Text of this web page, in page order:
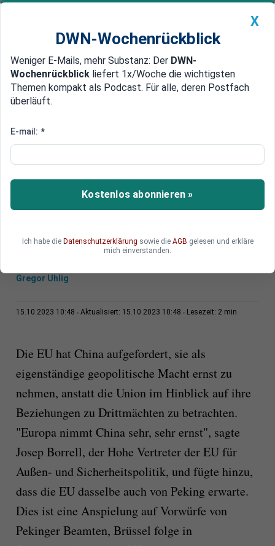
Newsticker MEIN DWN: Geldanlage Premium
Edelmetalle DWN-Magazin China
EU bittet China darum, ernst
Der Brüsseler Chefdiplomat Borrell hat China
aufgefordert, die EU wie eine eigenständige
geopolitische Macht zu behandeln. Hintergrund
Gregor Uhlig
15.10.2023 10:48 Aktualisiert: 15.10.2023 10:48 Lesezeit: 2 min
Die EU hat China aufgefordert, sie als
eigenständige geopolitische Macht ernst zu
nehmen, anstatt die Union im Hinblick auf ihre
Beziehungen zu Drittmächten zu betrachten.
"Europa nimmt China sehr, sehr ernst", sagte
Josep Borrell, der Hohe Vertreter der EU für
Außen- und Sicherheitspolitik, und fügte hinzu,
dass die EU dasselbe auch von Peking erwarte.
Dies ist eine Anspielung auf Vorwürfe von
Pekinger Beamten, Brüssel folge in
X
DWN-Wochenrückblick
Weniger E-Mails, mehr Substanz: Der DWN-
Wochenrückblick liefert 1x/Woche die wichtigsten
Themen kompakt als Podcast. Für alle, deren Postfach
überläuft.
E-mail: *
Kostenlos abonnieren »
Ich habe die Datenschutzerklärung sowie die AGB gelesen und erkläre
mich einverstanden.